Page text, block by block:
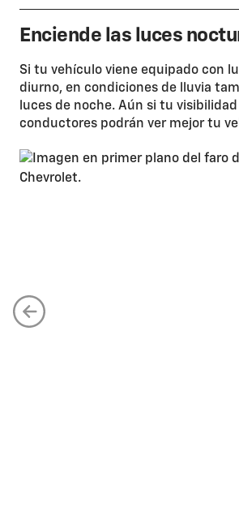
Enciende las luces
Si tu vehículo viene equipado con
diurno, en condiciones de lluvia
luces de noche. Aún si tu
conductores podrán ver mejor tu